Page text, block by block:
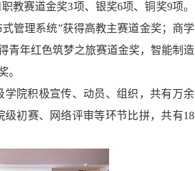
教赛道金奖3项、银奖6项、铜奖9项。
管理系统”获得高教主赛道金奖；商学
青年红色筑梦之旅赛道金奖，智能制造
。
院积极宣传、动员、组织，共有万余
初赛、网络评审等环节比拼，共有18